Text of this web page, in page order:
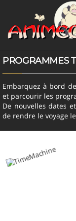
PROGRAMMES
Embarquez à bord
et parcourir les
De nouvelles dates
de rendre le voyage
Panneau de gestion des